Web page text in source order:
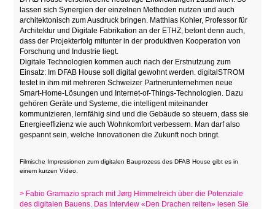
lassen sich Synergien der einzelnen Methoden nutzen und auch
architektonisch zum Ausdruck bringen. Matthias Kohler, Professor für
Architektur und Digitale Fabrikation an der ETHZ, betont denn auch,
dass der Projekterfolg mitunter in der produktiven Kooperation von
Forschung und Industrie liegt.
Digitale Technologien kommen auch nach der Erstnutzung zum
Einsatz: Im DFAB House soll digital gewohnt werden. digitalSTROM
testet in ihm mit mehreren Schweizer Partnerunternehmen neue
Smart-Home-Lösungen und Internet-of-Things-Technologien. Dazu
gehören Geräte und Systeme, die intelligent miteinander
kommunizieren, lernfähig sind und die Gebäude so steuern, dass sie
Energieeffizienz wie auch Wohnkomfort verbessern. Man darf also
gespannt sein, welche Innovationen die Zukunft noch bringt.
Filmische Impressionen zum digitalen Bauprozess des DFAB House gibt es in
einem kurzen Video.
> Fabio Gramazio sprach mit Jørg Himmelreich über die Potenziale
des digitalen Bauens. Das Interview «Den Drachen reiten» lesen Sie